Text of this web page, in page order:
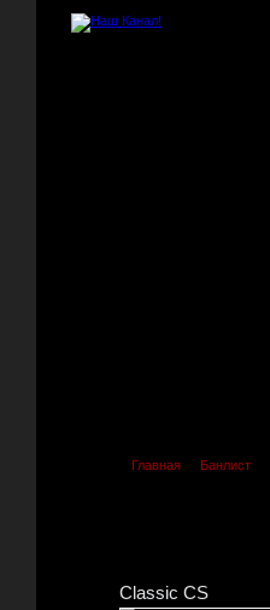
Главная Банлист
Classic CS